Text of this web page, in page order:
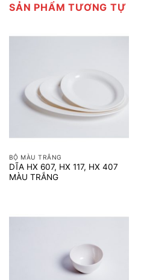
SẢN PHẨM TƯƠNG TỰ
BỘ MÀU TRẮNG
DĨA HX 607, HX 117, HX 407
MÀU TRẮNG